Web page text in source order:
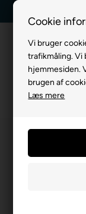
Cookie
Vi bruger
trafikmåling.
hjemmesiden.
brugen af
Læs mere